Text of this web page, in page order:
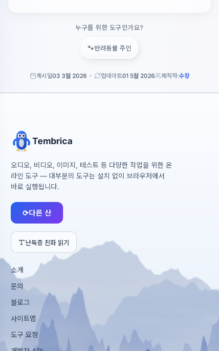
누구를 위한 도구인가요?
🐾반려동물 주인
게시일03 3월 2026 업데이트01 5월 2026 제작자:수장
Tembrica
오디오, 비디오, 이미지, 테스트 등 다양한 작업을 위한 온
라인 도구 — 대부분의 도구는 설치 없이 브라우저에서
바로 실행됩니다.
⟳다른 산
난독증 친화 읽기
소개
문의
블로그
사이트맵
도구 요청